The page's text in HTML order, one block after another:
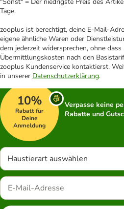
Tage.
zooplus ist berechtigt, deine E-Mail-
eigene ähnliche Waren oder
dem jederzeit widersprechen, ohne
Übermittlungskosten nach den
zooplus Kundenservice kontaktierst.
in unserer Datenschutzerklärung.
10%
Rabatt für
Deine
Anmeldung
Verpasse keine
Rabatte und
Haustierart auswählen